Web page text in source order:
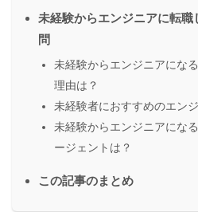
未経験からエンジニアに転
問
未経験からエンジニアにな
理由は？
未経験者におすすめのエン
未経験からエンジニアにな
ージェントは？
この記事のまとめ